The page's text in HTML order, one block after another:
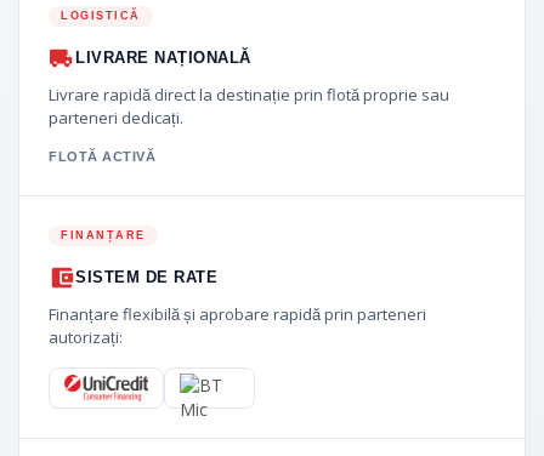
LOGISTICĂ
LIVRARE NAȚIONALĂ
Livrare rapidă direct la destinație prin flotă proprie sau
parteneri dedicați.
FLOTĂ ACTIVĂ
FINANȚARE
SISTEM DE RATE
Finanțare flexibilă și aprobare rapidă prin parteneri
autorizați: